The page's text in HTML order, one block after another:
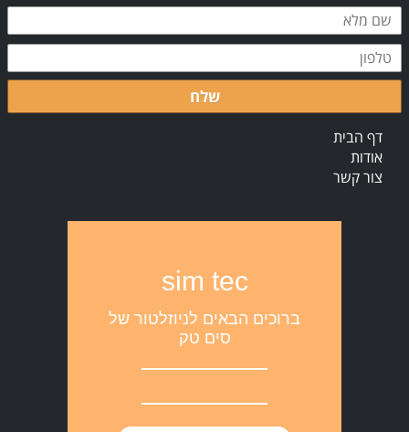
שלח
דף הבית
אודות
צור קשר
sim tec
ברוכים הבאים לניוזלטור של
סים טק